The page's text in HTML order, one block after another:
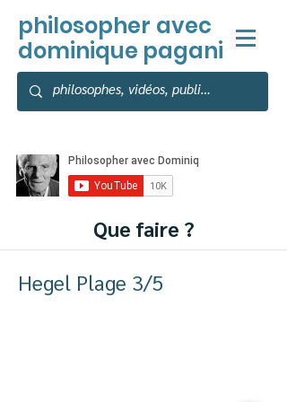
philosopher avec
dominique pagani
Que faire ?
Hegel Plage 3/5